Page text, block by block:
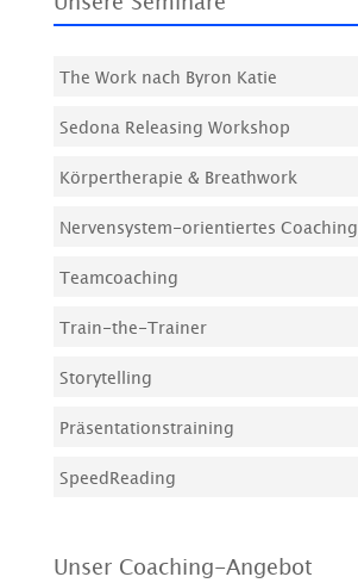
The Work nach Byron Katie
Sedona Releasing Workshop
Körpertherapie & Breathwork
Nervensystem-orientiertes Coaching
Teamcoaching
Train-the-Trainer
Storytelling
Präsentationstraining
SpeedReading
Unser Coaching-Angebot